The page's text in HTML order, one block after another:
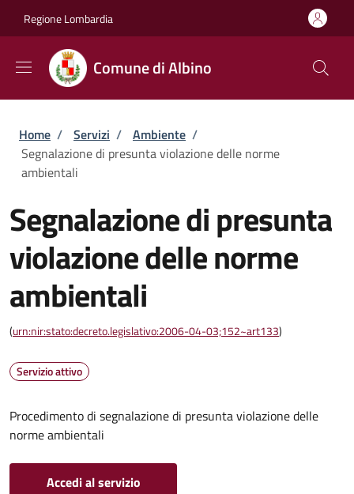
Regione Lombardia
Comune di Albino
Briciole di pane
Home / Servizi / Ambiente /
Segnalazione di presunta violazione delle norme
ambientali
Segnalazione di presunta
violazione delle norme
ambientali
(urn:nir:stato:decreto.legislativo:2006-04-03;152~art133)
Servizio attivo
Procedimento di segnalazione di presunta violazione delle
norme ambientali
Accedi al servizio